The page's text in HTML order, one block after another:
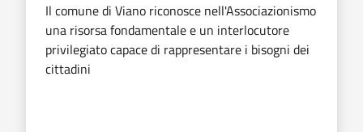
Il comune di Viano riconosce nell'Associazionismo
una risorsa fondamentale e un interlocutore
privilegiato capace di rappresentare i bisogni dei
cittadini